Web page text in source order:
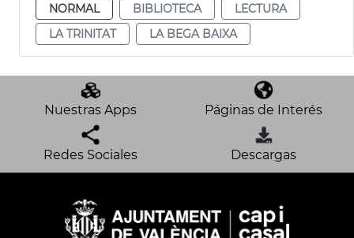
NORMAL
BIBLIOTECA
LECTURA
LA TRINITAT
LA BEGA BAIXA
Nuestras Apps Páginas de Interés
Redes Sociales Descargas